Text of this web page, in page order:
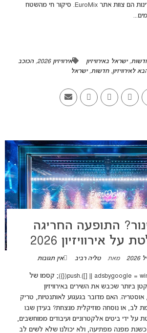
ולמשלחות מכל המדינות הם צוות אתר EuroMix. סיקור חי מהשטח
,ישראל באירוויזיון אירוויזיון 2026 ,הכוכב
לאירוויזיון,חדשות,ישראל
התופעה החריגה
אירוויזיון 2026
מאת טליה רביב אין תגובות
(adsbygoogle = window.adsbygoogle || []).push({}); קסמו של
ביותר שכבש את השירים באירוויזיון
אוסטריה. האם מדובר בגעגוע לאותנטיות, טריק
לב, או נוסחה מוזיקלית מנצחת? בעידן שבו
על ידי ביטים אלקטרוניים ועיבודים ממוחשבים,
כשנת מפנה מפתיעה, ולא יכולנו שלא לשים לב